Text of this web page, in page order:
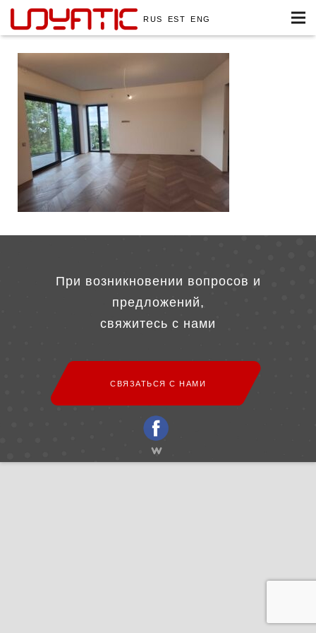
RUS EST ENG
При возникновении вопросов и
предложений,
свяжитесь с нами
СВЯЗАТЬСЯ С НАМИ